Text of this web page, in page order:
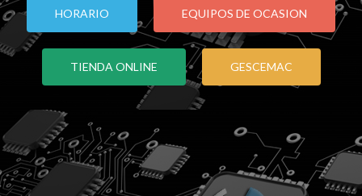
HORARIO EQUIPOS DE OCASION
TIENDA ONLINE GESCEMAC